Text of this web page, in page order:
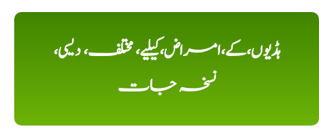
ہڈیوں،کے،امراض،کیلیے، مختلف، دیسی،
نسخہ جات